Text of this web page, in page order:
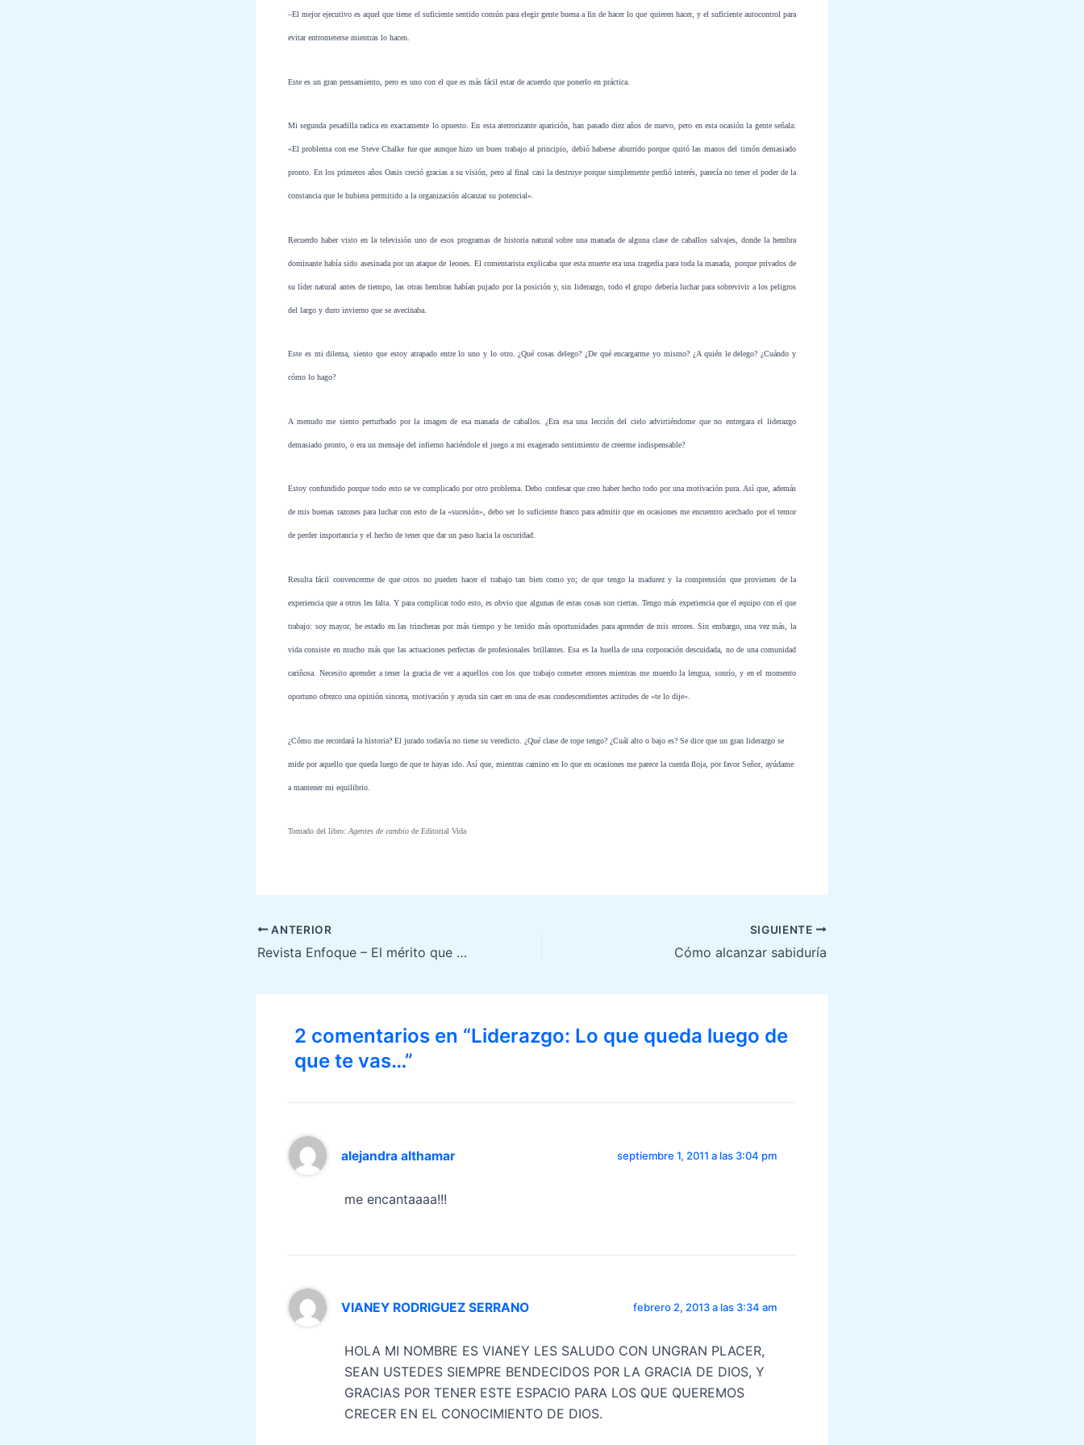
–El mejor ejecutivo es aquel que tiene el suficiente sentido común para elegir gente buena a fin de hacer lo que quieren hacer, y el suficiente autocontrol para
evitar entrometerse mientras lo hacen.
Este es un gran pensamiento, pero es uno con el que es más fácil estar de acuerdo que ponerlo en práctica.
Mi segunda pesadilla radica en exactamente lo opuesto. En esta aterrorizante aparición, han pasado diez años de nuevo, pero en esta ocasión la gente señala:
«El problema con ese Steve Chalke fue que aunque hizo un buen trabajo al principio, debió haberse aburrido porque quitó las manos del timón demasiado
pronto. En los primeros años Oasis creció gracias a su visión, pero al final casi la destruye porque simplemente perdió interés, parecía no tener el poder de la
constancia que le hubiera permitido a la organización alcanzar su potencial».
Recuerdo haber visto en la televisión uno de esos programas de historia natural sobre una manada de alguna clase de caballos salvajes, donde la hembra
dominante había sido asesinada por un ataque de leones. El comentarista explicaba que esta muerte era una tragedia para toda la manada, porque privados de
su líder natural antes de tiempo, las otras hembras habían pujado por la posición y, sin liderazgo, todo el grupo debería luchar para sobrevivir a los peligros
del largo y duro invierno que se avecinaba.
Este es mi dilema, siento que estoy atrapado entre lo uno y lo otro. ¿Qué cosas delego? ¿De qué encargarme yo mismo? ¿A quién le delego? ¿Cuándo y
cómo lo hago?
A menudo me siento perturbado por la imagen de esa manada de caballos. ¿Era esa una lección del cielo advirtiéndome que no entregara el liderazgo
demasiado pronto, o era un mensaje del infierno haciéndole el juego a mi exagerado sentimiento de creerme indispensable?
Estoy confundido porque todo esto se ve complicado por otro problema. Debo confesar que creo haber hecho todo por una motivación pura. Así que, además
de mis buenas razones para luchar con esto de la «sucesión», debo ser lo suficiente franco para admitir que en ocasiones me encuentro acechado por el temor
de perder importancia y el hecho de tener que dar un paso hacia la oscuridad.
Resulta fácil convencerme de que otros no pueden hacer el trabajo tan bien como yo; de que tengo la madurez y la comprensión que provienen de la
experiencia que a otros les falta. Y para complicar todo esto, es obvio que algunas de estas cosas son ciertas. Tengo más experiencia que el equipo con el que
trabajo: soy mayor, he estado en las trincheras por más tiempo y he tenido más oportunidades para aprender de mis errores. Sin embargo, una vez más, la
vida consiste en mucho más que las actuaciones perfectas de profesionales brillantes. Esa es la huella de una corporación descuidada, no de una comunidad
cariñosa. Necesito aprender a tener la gracia de ver a aquellos con los que trabajo cometer errores mientras me muerdo la lengua, sonrío, y en el momento
oportuno ofrezco una opinión sincera, motivación y ayuda sin caer en una de esas condescendientes actitudes de «te lo dije».
¿Cómo me recordará la historia? El jurado todavía no tiene su veredicto. ¿Qué clase de tope tengo? ¿Cuál alto o bajo es? Se dice que un gran liderazgo se
mide por aquello que queda luego de que te hayas ido. Así que, mientras camino en lo que en ocasiones me parece la cuerda floja, por favor Señor, ayúdame
a mantener mi equilibrio.
Tomado del libro:Agentes de cambio de Editorial Vida
Navegación
de
ANTERIOR
Revista Enfoque – El mérito que debe preceder al éxito
SIGUIENTE
Cómo alcanzar sabiduría
2 comentarios en “Liderazgo: Lo que queda luego de
que te vas…”
alejandra althamar septiembre 1, 2011 a las 3:04 pm
me encantaaaa!!!
VIANEY RODRIGUEZ SERRANO febrero 2, 2013 a las 3:34 am
HOLA MI NOMBRE ES VIANEY LES SALUDO CON UNGRAN PLACER,
SEAN USTEDES SIEMPRE BENDECIDOS POR LA GRACIA DE DIOS, Y
GRACIAS POR TENER ESTE ESPACIO PARA LOS QUE QUEREMOS
CRECER EN EL CONOCIMIENTO DE DIOS.